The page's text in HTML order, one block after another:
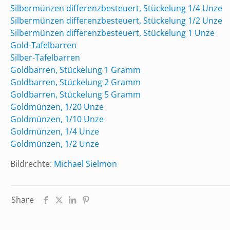
von
Silbermünzen differenzbesteuert, Stückelung 1/4 Unze
Silbermünzen differenzbesteuert, Stückelung 1/2 Unze
Silbermünzen differenzbesteuert, Stückelung 1 Unze
Gold-Tafelbarren
Silber-Tafelbarren
Goldbarren, Stückelung 1 Gramm
Goldbarren, Stückelung 2 Gramm
Goldbarren, Stückelung 5 Gramm
Goldmünzen, 1/20 Unze
Goldmünzen, 1/10 Unze
Goldmünzen, 1/4 Unze
Goldmünzen, 1/2 Unze
Bildrechte: Michael Sielmon
Share